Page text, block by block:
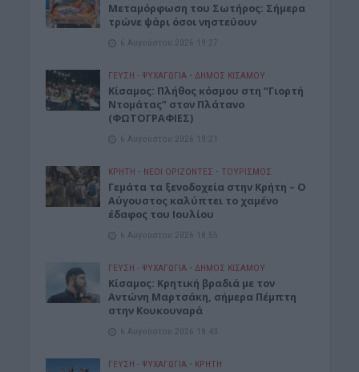
Μεταμόρφωση του Σωτήρος: Σήμερα
τρώνε ψάρι όσοι νηστεύουν
6 Αυγούστου 2026 19:27
ΓΕΎΣΗ - ΨΥΧΑΓΩΓΊΑ • ΔΉΜΟΣ ΚΙΣΆΜΟΥ
Κίσαμος: Πλήθος κόσμου στη “Γιορτή
Ντομάτας” στον Πλάτανο
(ΦΩΤΟΓΡΑΦΙΕΣ)
6 Αυγούστου 2026 19:21
ΚΡΗΤΗ • ΝΕΟΙ ΟΡΙΖΟΝΤΕΣ • ΤΟΥΡΙΣΜΟΣ
Γεμάτα τα ξενοδοχεία στην Κρήτη – Ο
Αύγουστος καλύπτει το χαμένο
έδαφος του Ιουλίου
6 Αυγούστου 2026 18:55
ΓΕΎΣΗ - ΨΥΧΑΓΩΓΊΑ • ΔΉΜΟΣ ΚΙΣΆΜΟΥ
Kίσαμος: Κρητική βραδιά με τον
Αντώνη Μαρτσάκη, σήμερα Πέμπτη
στην Κουκουναρά
6 Αυγούστου 2026 18:43
ΓΕΎΣΗ - ΨΥΧΑΓΩΓΊΑ • ΚΡΗΤΗ